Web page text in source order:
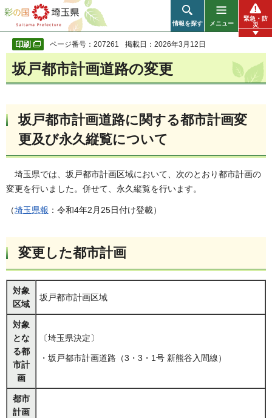
彩の国 埼玉県
情報を探す メニュー
緊急・防
災
ページ番号：207261 掲載日：2026年3月12日
坂戸都市計画道路の変更
坂戸都市計画道路に関する都市計画変
更及び永久縦覧について
埼玉県では、坂戸都市計画区域において、次のとおり都市計画の
変更を行いました。併せて、永久縦覧を行います。
（埼玉県報 ：令和4年2月25日付け登載）
変更した都市計画
対象
区域
坂戸都市計画区域
対象
とな
る都
市計
画
〔埼玉県決定〕
・坂戸都市計画道路（3・3・1号 新熊谷入間線）
都市
計画